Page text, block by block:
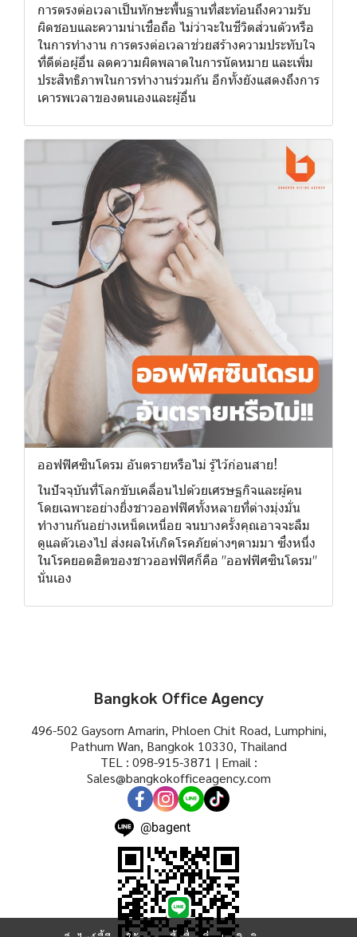
การตรงต่อเวลาเป็นทักษะพื้นฐานที่สะท้อนถึงความรับ
ผิดชอบและความน่าเชื่อถือ ไม่ว่าจะในชีวิตส่วนตัวหรือ
ในการทำงาน การตรงต่อเวลาช่วยสร้างความประทับใจ
ที่ดีต่อผู้อื่น ลดความผิดพลาดในการนัดหมาย และเพิ่ม
ประสิทธิภาพในการทำงานร่วมกัน อีกทั้งยังแสดงถึงการ
เคารพเวลาของตนเองและผู้อื่น
ออฟฟิศซินโดรม อันตรายหรือไม่ รู้ไว้ก่อนสาย!
ในปัจจุบันที่โลกขับเคลื่อนไปด้วยเศรษฐกิจและผู้คน
โดยเฉพาะอย่างยิ่งชาวออฟฟิศทั้งหลายที่ต่างมุ่งมั่น
ทำงานกันอย่างเหน็ดเหนื่อย จนบางครั้งคุณอาจจะลืม
ดูแลตัวเองไป ส่งผลให้เกิดโรคภัยต่างๆตามมา ซึ่งหนึ่ง
ในโรคยอดฮิตของชาวออฟฟิศก็คือ "ออฟฟิศซินโดรม"
นั่นเอง
Bangkok Office Agency
496-502 Gaysorn Amarin, Phloen Chit Road, Lumphini,
Pathum Wan, Bangkok 10330, Thailand
TEL : 098-915-3871 | Email :
Sales@bangkokofficeagency.com
@bagent